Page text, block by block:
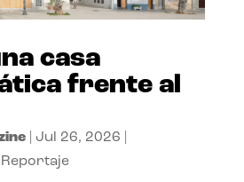
casa
frente al
| Jul 26, 2026
Reportaje